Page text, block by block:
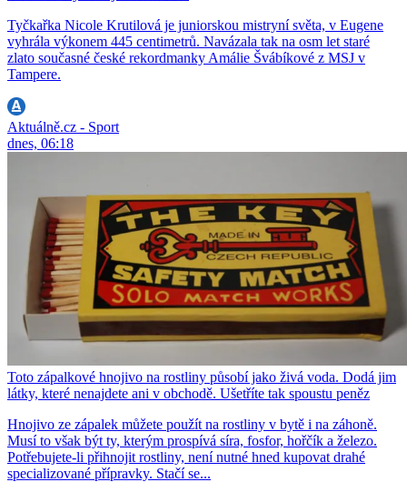
Tyčkařka Nicole Krutilová je juniorskou mistryní světa, v Eugene
vyhrála výkonem 445 centimetrů. Navázala tak na osm let staré
zlato současné české rekordmanky Amálie Švábíkové z MSJ v
Tampere.
Aktuálně.cz - Sport
dnes, 06:18
Toto zápalkové hnojivo na rostliny působí jako živá voda. Dodá jim
látky, které nenajdete ani v obchodě. Ušetříte tak spoustu peněz
Hnojivo ze zápalek můžete použít na rostliny v bytě i na záhoně.
Musí to však být ty, kterým prospívá síra, fosfor, hořčík a železo.
Potřebujete-li přihnojit rostliny, není nutné hned kupovat drahé
specializované přípravky. Stačí se...